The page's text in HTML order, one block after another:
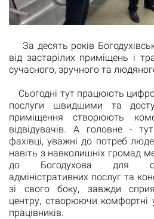
За десять років
від застарілих приміщень і
сучасного, зручного та
Сьогодні тут працюють
послуги швидшими та
приміщення створюють
відвідувачів. А головне -
фахівці, уважні до потреб
навіть з навколишніх громад
до Богодухова для
адміністративних послуг та
зі свого боку, завжди
центру, створюючи комфортні
працівників.